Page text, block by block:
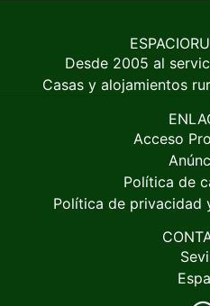
Desde 2005 al
Casas y alojamientos
Acceso
Política de
Política de privacidad